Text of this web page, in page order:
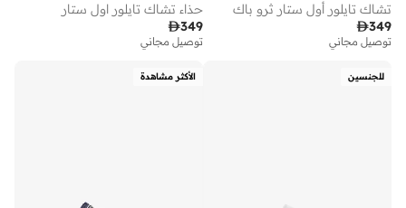
تشاك تايلور أول ستار ثرو باك
349
توصيل مجاني
حذاء تشاك تايلور اول ستار
349
توصيل مجاني
للجنسين الأكثر مشاهدة